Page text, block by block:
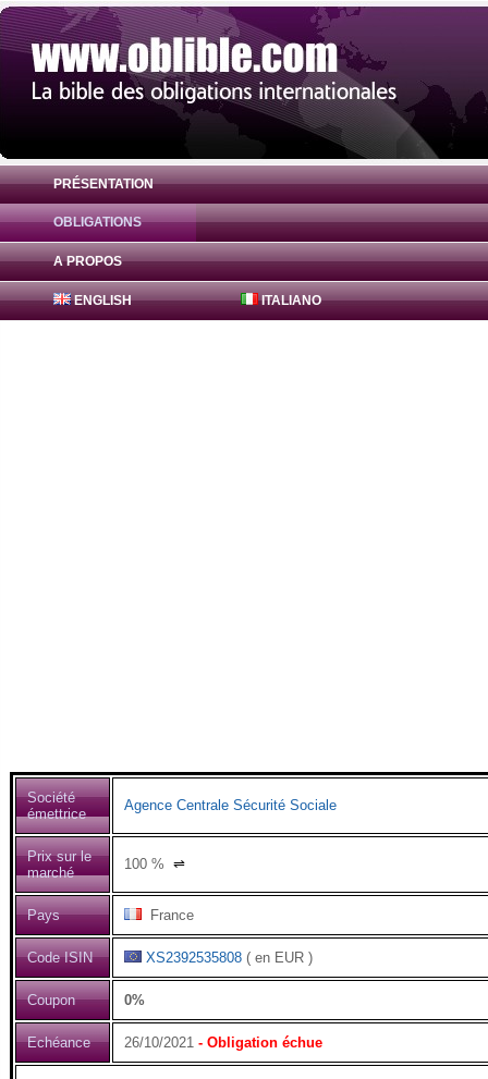
PRÉSENTATION
OBLIGATIONS
A PROPOS
ENGLISH ITALIANO
Obligation Agence Centrale Sécurité
Société
émettrice
Agence Centrale Sécurité Sociale
Prix sur le
marché
100 % ⇌
Pays France
Code ISIN XS2392535808 ( en EUR )
Coupon 0%
Echéance 26/10/2021 - Obligation échue